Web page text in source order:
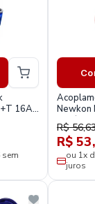
16A
sem
Newkon
380/440v
R$
R$
ou 1x
juros